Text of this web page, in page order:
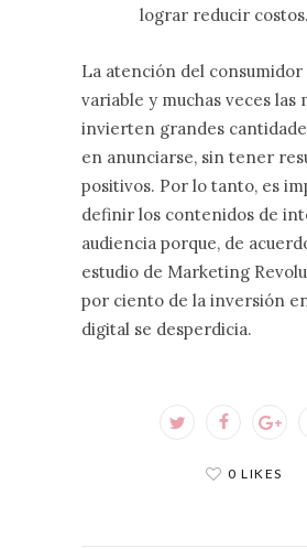
lograr reducir costos.
La atención del consumidor
variable y muchas veces las
invierten grandes
en anunciarse, sin tener
positivos. Por lo tanto, es
definir los contenidos de
audiencia porque, de
estudio de Marketing
por ciento de la inversión
digital se desperdicia.
0 LIKES